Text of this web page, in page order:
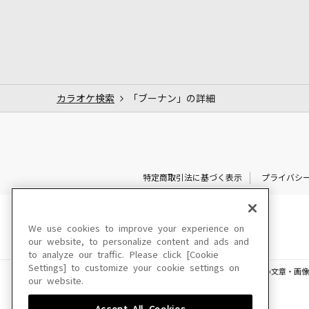
カラオケ検索 「ブーナン」の詳細
特定商取引法に基づく表示 プライバシ
このサイトに掲載されている一切の文章・画
We use cookies to improve your experience on
our website, to personalize content and ads and
to analyze our traffic. Please click [Cookie
Settings] to customize your cookie settings on
our website.